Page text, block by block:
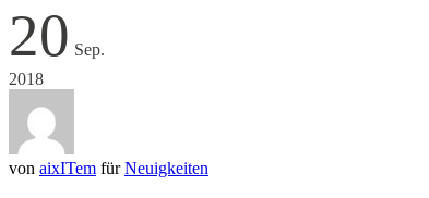
20 Sep.
2018
von aixITem fürNeuigkeiten